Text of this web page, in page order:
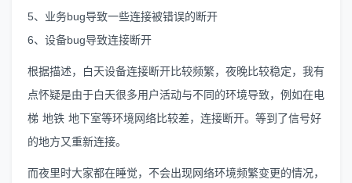
5、业务bug导致一些连接被错误的断开
6、设备bug导致连接断开
根据描述，白天设备连接断开比较频繁，夜晚比较稳定，我有
点怀疑是由于白天很多用户活动与不同的环境导致，例如在电
梯 地铁 地下室等环境网络比较差，连接断开。等到了信号好
的地方又重新连接。
而夜里时大家都在睡觉，不会出现网络环境频繁变更的情况，